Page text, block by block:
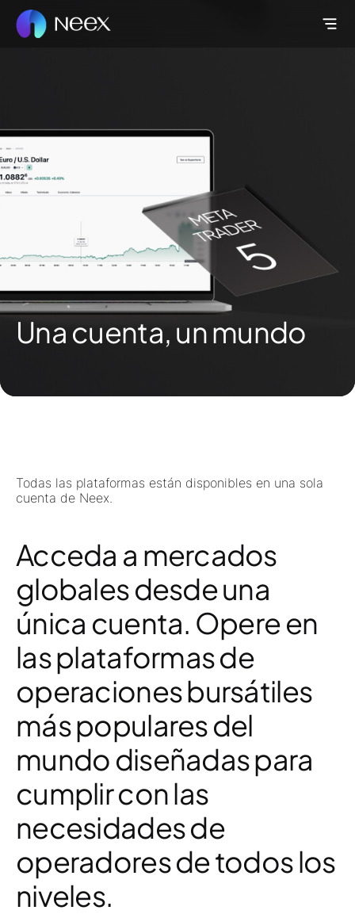
Una cuenta, un mundo
Todas las plataformas están disponibles en una sola
cuenta de Neex.
Acceda a mercados
globales desde una
única cuenta. Opere en
las plataformas de
operaciones bursátiles
más populares del
mundo diseñadas para
cumplir con las
necesidades de
operadores de todos los
niveles.